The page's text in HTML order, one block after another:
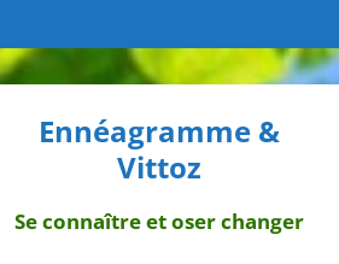
Ennéagramme &
Vittoz
Se connaître et oser changer